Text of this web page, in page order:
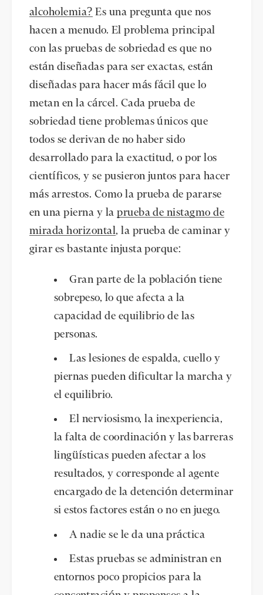
alcoholemia? Es una pregunta que nos
hacen a menudo. El problema principal
con las pruebas de sobriedad es que no
están diseñadas para ser exactas, están
diseñadas para hacer más fácil que lo
metan en la cárcel. Cada prueba de
sobriedad tiene problemas únicos que
todos se derivan de no haber sido
desarrollado para la exactitud, o por los
científicos, y se pusieron juntos para hacer
más arrestos. Como la prueba de pararse
en una pierna y laprueba de nistagmo de
mirada horizontal, la prueba de caminar y
girar es bastante injusta porque:
Gran parte de la población tiene
sobrepeso, lo que afecta a la
capacidad de equilibrio de las
personas.
Las lesiones de espalda, cuello y
piernas pueden dificultar la marcha y
el equilibrio.
El nerviosismo, la inexperiencia,
la falta de coordinación y las barreras
lingüísticas pueden afectar a los
resultados, y corresponde al agente
encargado de la detención determinar
si estos factores están o no en juego.
A nadie se le da una práctica
Estas pruebas se administran en
entornos poco propicios para la